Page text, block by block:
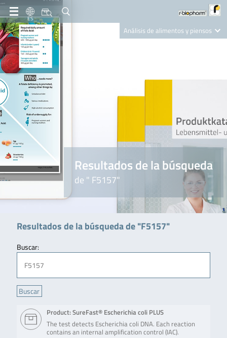
ES
Análisis de alimentos y piensos
Nutrition Care
Resultados de la búsqueda
de " F5157"
Resultados de la búsqueda de "F5157"
Buscar:
Product: SureFast® Escherichia coli PLUS
The test detects Escherichia coli DNA. Each reaction
contains an internal amplification control (IAC).